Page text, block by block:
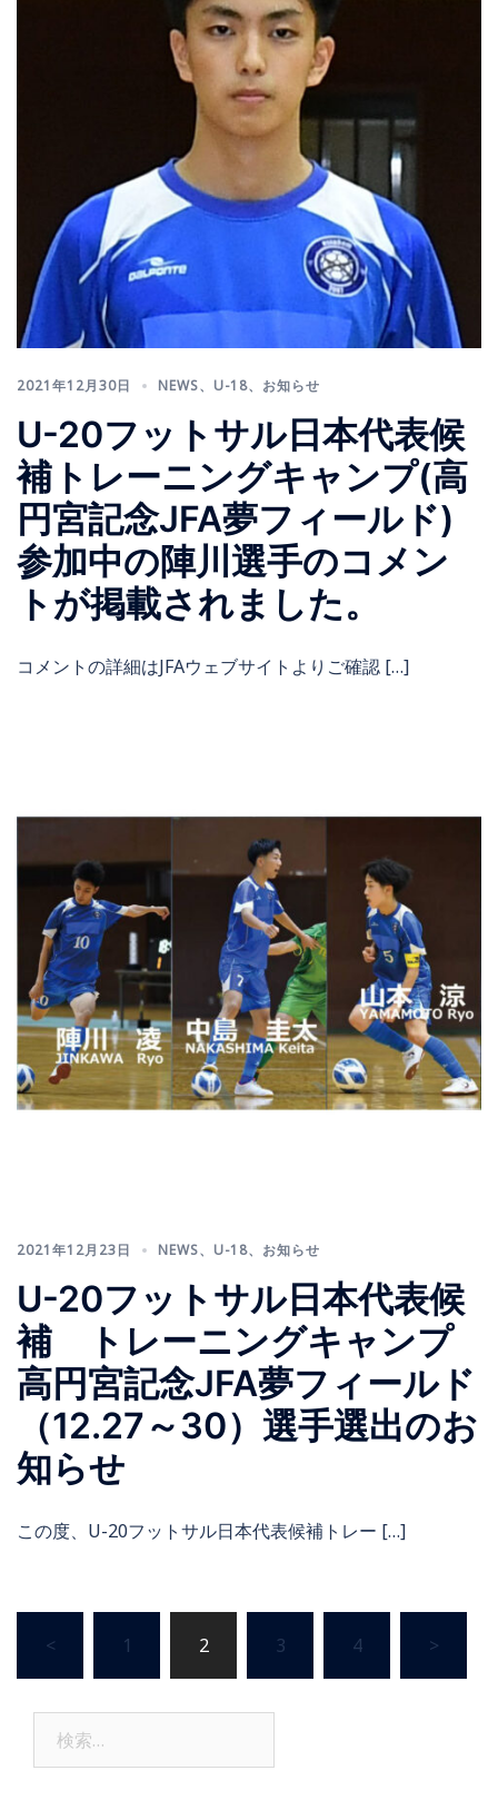
2021年12月30日 NEWS、 U-18、 お知らせ
U-20フットサル日本代表候
補トレーニングキャンプ(高
円宮記念JFA夢フィールド)
参加中の陣川選手のコメン
トが掲載されました。
コメントの詳細はJFAウェブサイトよりご確認 […]
2021年12月23日 NEWS、 U-18、 お知らせ
U-20フットサル日本代表候
補 トレーニングキャンプ
高円宮記念JFA夢フィールド
（12.27～30）選手選出のお
知らせ
この度、U-20フットサル日本代表候補トレー […]
の
ペ
< 1 2 3 4 >